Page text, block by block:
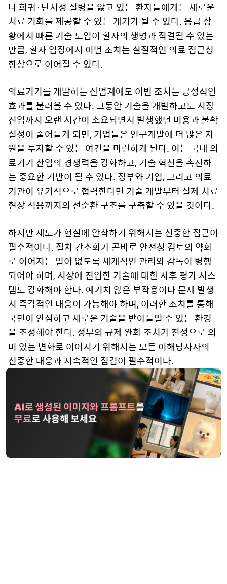
나 희귀·난치성 질병을 앓고 있는 환자들에게는 새로운
치료 기회를 제공할 수 있는 계기가 될 수 있다. 응급 상
황에서 빠른 기술 도입이 환자의 생명과 직결될 수 있는
만큼, 환자 입장에서 이번 조치는 실질적인 의료 접근성
향상으로 이어질 수 있다.
의료기기를 개발하는 산업계에도 이번 조치는 긍정적인
효과를 불러올 수 있다. 그동안 기술을 개발하고도 시장
진입까지 오랜 시간이 소요되면서 발생했던 비용과 불확
실성이 줄어들게 되면, 기업들은 연구개발에 더 많은 자
원을 투자할 수 있는 여건을 마련하게 된다. 이는 국내 의
료기기 산업의 경쟁력을 강화하고, 기술 혁신을 촉진하
는 중요한 기반이 될 수 있다. 정부와 기업, 그리고 의료
기관이 유기적으로 협력한다면 기술 개발부터 실제 치료
현장 적용까지의 선순환 구조를 구축할 수 있을 것이다.
하지만 제도가 현실에 안착하기 위해서는 신중한 접근이
필수적이다. 절차 간소화가 곧바로 안전성 검토의 약화
로 이어지는 일이 없도록 체계적인 관리와 감독이 병행
되어야 하며, 시장에 진입한 기술에 대한 사후 평가 시스
템도 강화해야 한다. 예기치 않은 부작용이나 문제 발생
시 즉각적인 대응이 가능해야 하며, 이러한 조치를 통해
국민이 안심하고 새로운 기술을 받아들일 수 있는 환경
을 조성해야 한다. 정부의 규제 완화 조치가 진정으로 의
미 있는 변화로 이어지기 위해서는 모든 이해당사자의
신중한 대응과 지속적인 점검이 필수적이다.